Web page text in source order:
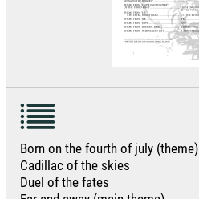
Born on the fourth of july (theme)
Cadillac of the skies
Duel of the fates